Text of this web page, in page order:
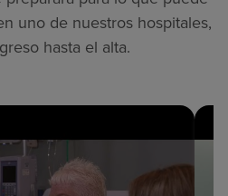
uno de nuestros hospitales,
hasta el alta.